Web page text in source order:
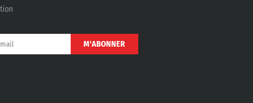
M'ABONNER